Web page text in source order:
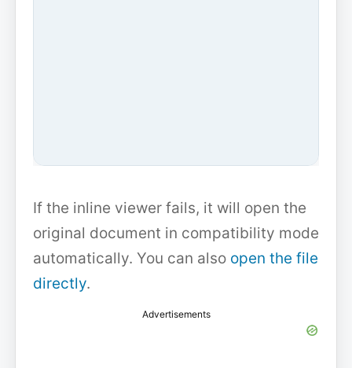
If the inline viewer fails, it will open the
original document in compatibility mode
automatically. You can also open the file
directly.
Advertisements